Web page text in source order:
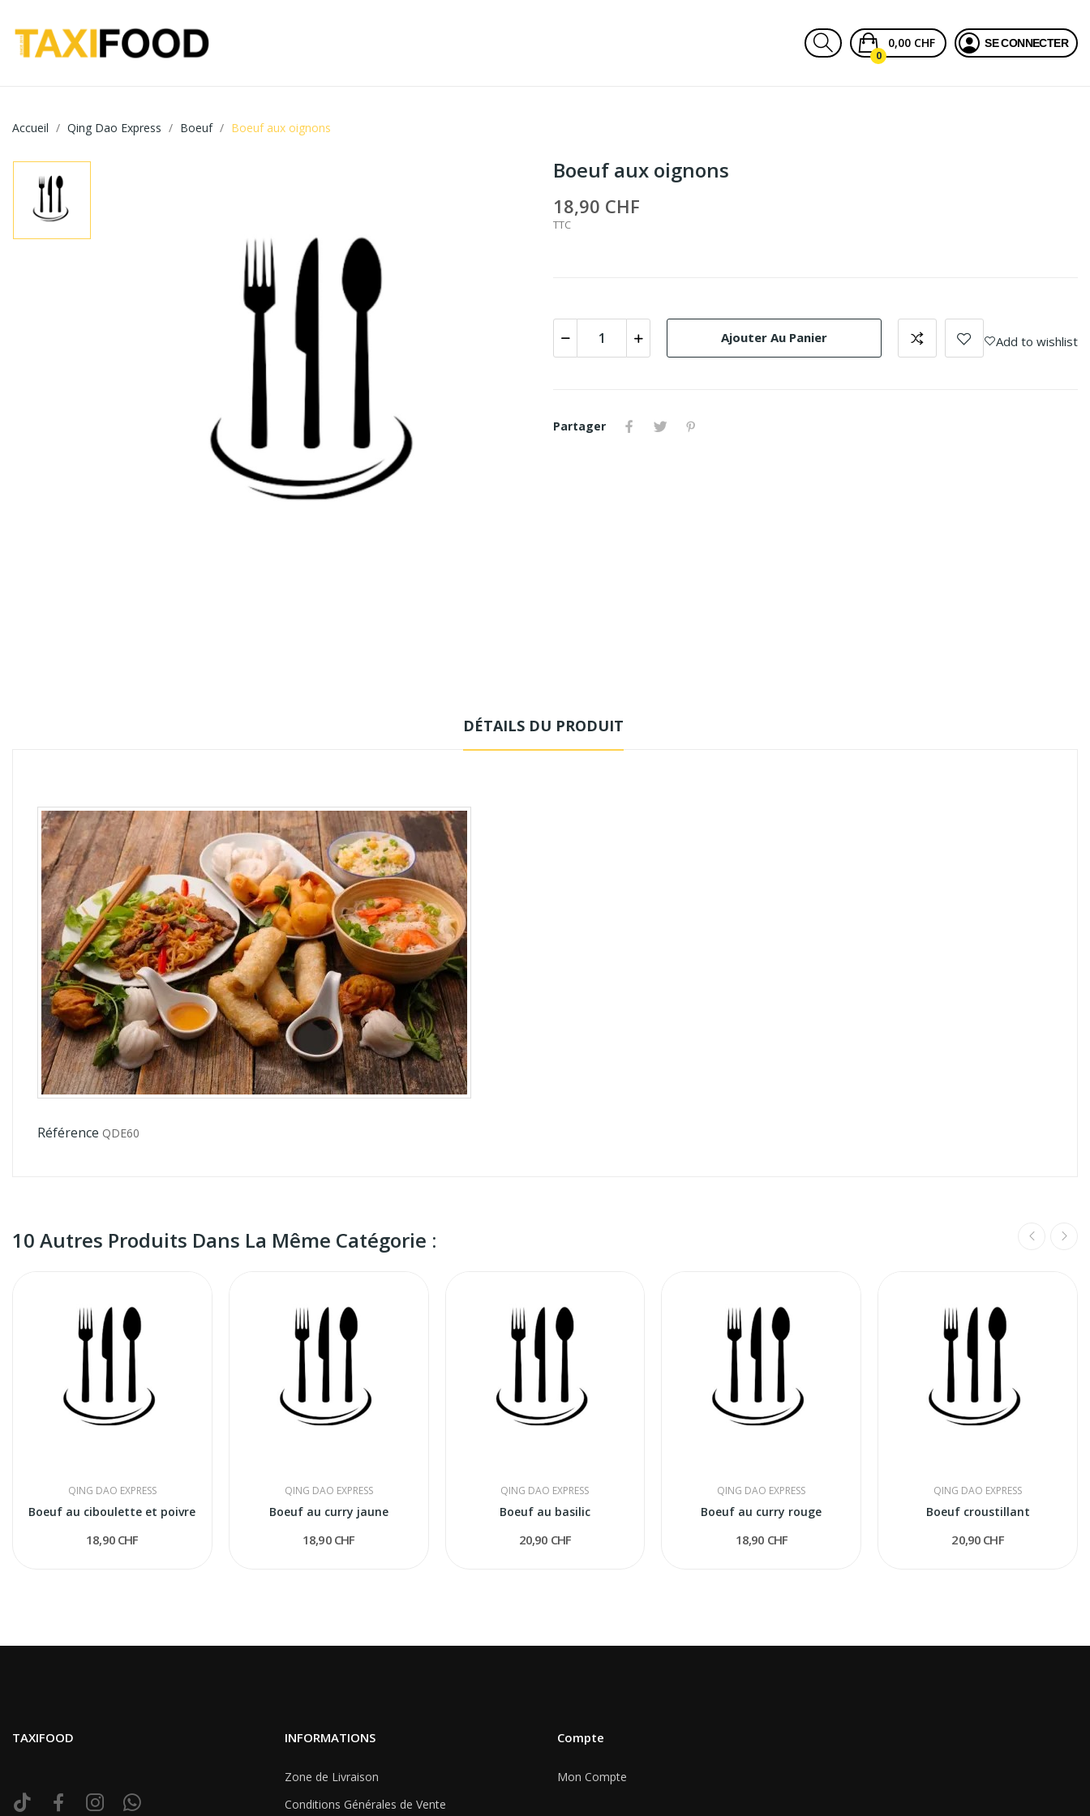
0,00 CHF
0
SE CONNECTER
Accueil Qing Dao Express Boeuf Boeuf aux oignons
Boeuf aux oignons
18,90 CHF
TTC
Ajouter Au Panier Add to wishlist
Partager
DÉTAILS DU PRODUIT
Référence QDE60
10 Autres Produits Dans La Même Catégorie :
QING DAO EXPRESS
Boeuf au ciboulette et poivre
18,90 CHF
QING DAO EXPRESS
Boeuf au curry jaune
18,90 CHF
QING DAO EXPRESS
Boeuf au basilic
20,90 CHF
QING DAO EXPRESS
Boeuf au curry rouge
18,90 CHF
QING DAO EXPRESS
Boeuf croustillant
20,90 CHF
TAXIFOOD INFORMATIONS
Zone de Livraison
Conditions Générales de Vente
Compte
Mon Compte